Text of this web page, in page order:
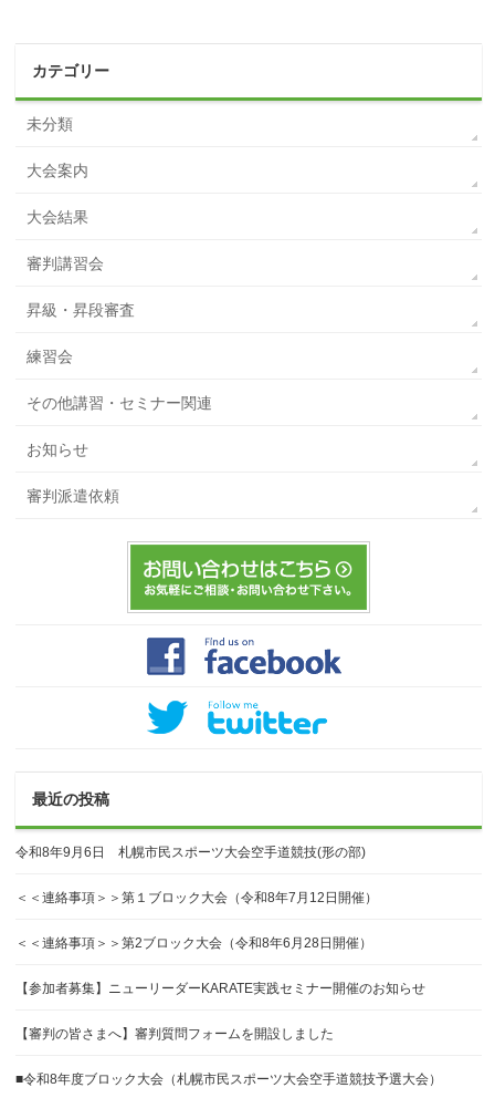
カテゴリー
未分類
大会案内
大会結果
審判講習会
昇級・昇段審査
練習会
その他講習・セミナー関連
お知らせ
審判派遣依頼
最近の投稿
令和8年9月6日 札幌市民スポーツ大会空手道競技(形の部)
＜＜連絡事項＞＞第１ブロック大会（令和8年7月12日開催）
＜＜連絡事項＞＞第2ブロック大会（令和8年6月28日開催）
【参加者募集】ニューリーダーKARATE実践セミナー開催のお知らせ
【審判の皆さまへ】審判質問フォームを開設しました
■令和8年度ブロック大会（札幌市民スポーツ大会空手道競技予選大会）